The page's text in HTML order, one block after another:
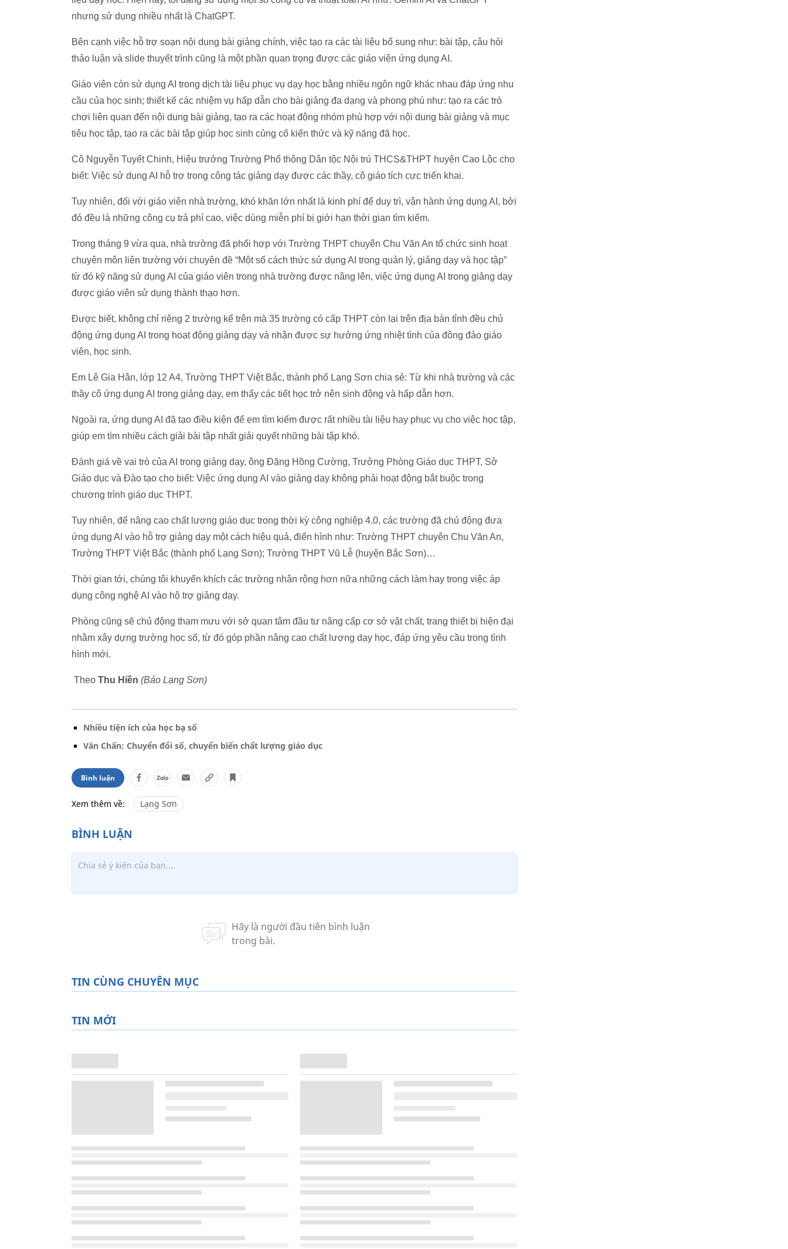
nhưng sử dụng nhiều nhất là ChatGPT.
Bên cạnh việc hỗ trợ soạn nội dung bài giảng chính, việc tạo ra các tài liệu bổ sung như: bài tập, câu hỏi
thảo luận và slide thuyết trình cũng là một phần quan trọng được các giáo viên ứng dụng AI.
Giáo viên còn sử dụng AI trong dịch tài liệu phục vụ dạy học bằng nhiều ngôn ngữ khác nhau đáp ứng nhu
cầu của học sinh; thiết kế các nhiệm vụ hấp dẫn cho bài giảng đa dạng và phong phú như: tạo ra các trò
chơi liên quan đến nội dung bài giảng, tạo ra các hoạt động nhóm phù hợp với nội dung bài giảng và mục
tiêu học tập, tạo ra các bài tập giúp học sinh củng cố kiến thức và kỹ năng đã học.
Cô Nguyễn Tuyết Chinh, Hiệu trưởng Trường Phổ thông Dân tộc Nội trú THCS&THPT huyện Cao Lộc cho
biết: Việc sử dụng AI hỗ trợ trong công tác giảng dạy được các thầy, cô giáo tích cực triển khai.
Tuy nhiên, đối với giáo viên nhà trường, khó khăn lớn nhất là kinh phí để duy trì, vận hành ứng dụng AI, bởi
đó đều là những công cụ trả phí cao, việc dùng miễn phí bị giới hạn thời gian tìm kiếm.
Trong tháng 9 vừa qua, nhà trường đã phối hợp với Trường THPT chuyên Chu Văn An tổ chức sinh hoạt
chuyên môn liên trường với chuyên đề “Một số cách thức sử dụng AI trong quản lý, giảng dạy và học tập”
từ đó kỹ năng sử dụng AI của giáo viên trong nhà trường được nâng lên, việc ứng dụng AI trong giảng dạy
được giáo viên sử dụng thành thạo hơn.
Được biết, không chỉ riêng 2 trường kể trên mà 35 trường có cấp THPT còn lại trên địa bàn tỉnh đều chủ
động ứng dụng AI trong hoạt động giảng dạy và nhận được sự hưởng ứng nhiệt tình của đông đảo giáo
viên, học sinh.
Em Lê Gia Hân, lớp 12 A4, Trường THPT Việt Bắc, thành phố Lạng Sơn chia sẻ: Từ khi nhà trường và các
thầy cô ứng dụng AI trong giảng dạy, em thấy các tiết học trở nên sinh động và hấp dẫn hơn.
Ngoài ra, ứng dụng AI đã tạo điều kiện để em tìm kiếm được rất nhiều tài liệu hay phục vụ cho việc học tập,
giúp em tìm nhiều cách giải bài tập nhất giải quyết những bài tập khó.
Đánh giá về vai trò của AI trong giảng dạy, ông Đặng Hồng Cường, Trưởng Phòng Giáo dục THPT, Sở
Giáo dục và Đào tạo cho biết: Việc ứng dụng AI vào giảng dạy không phải hoạt động bắt buộc trong
chương trình giáo dục THPT.
Tuy nhiên, để nâng cao chất lượng giáo dục trong thời kỳ công nghiệp 4.0, các trường đã chủ động đưa
ứng dụng AI vào hỗ trợ giảng dạy một cách hiệu quả, điển hình như: Trường THPT chuyên Chu Văn An,
Trường THPT Việt Bắc (thành phố Lạng Sơn); Trường THPT Vũ Lễ (huyện Bắc Sơn)…
Thời gian tới, chúng tôi khuyến khích các trường nhân rộng hơn nữa những cách làm hay trong việc áp
dụng công nghệ AI vào hộ trợ giảng dạy.
Phòng cũng sẽ chủ động tham mưu với sở quan tâm đầu tư nâng cấp cơ sở vật chất, trang thiết bị hiện đại
nhằm xây dựng trường học số, từ đó góp phần nâng cao chất lượng dạy học, đáp ứng yêu cầu trong tình
hình mới.
Theo Thu Hiền (Báo Lạng Sơn)
Nhiều tiện ích của học bạ số
Văn Chấn: Chuyển đổi số, chuyển biến chất lượng giáo dục
Bình luận
Xem thêm về: Lạng Sơn
TIN CÙNG CHUYÊN MỤC
TIN MỚI